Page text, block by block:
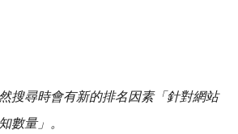
搜尋時會有新的排名因素「針對網站
數量」。